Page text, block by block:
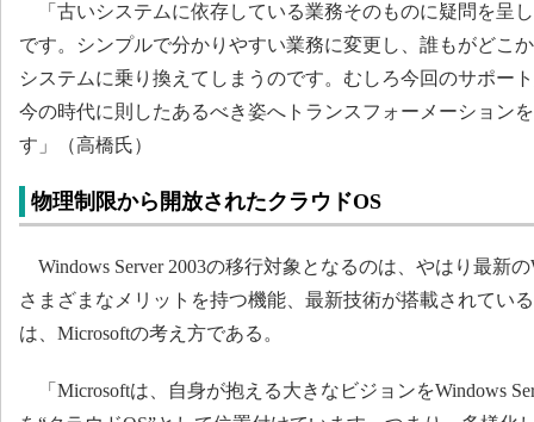
「古いシステムに依存している業務そのものに疑問を呈
です。シンプルで分かりやすい業務に変更し、誰もがどこ
システムに乗り換えてしまうのです。むしろ今回のサポー
今の時代に則したあるべき姿へトランスフォーメーション
す」（高橋氏）
物理制限から開放されたクラウドOS
Windows Server 2003の移行対象となるのは、やはり最新の
さまざまなメリットを持つ機能、最新技術が搭載されてい
は、Microsoftの考え方である。
「Microsoftは、自身が抱える大きなビジョンをWindows